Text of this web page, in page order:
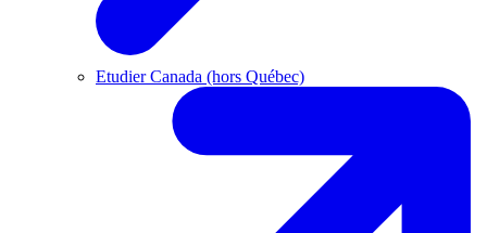
Etudier Canada (hors Québec)